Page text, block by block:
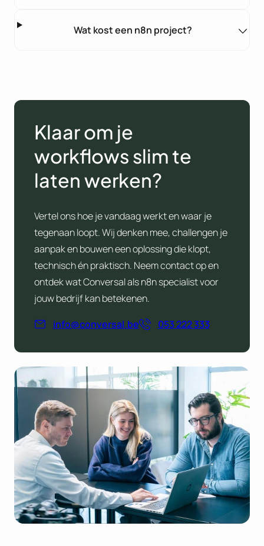
Wat kost een n8n project?
Klaar om je
workflows slim te
laten werken?
Vertel ons hoe je vandaag werkt en waar je
tegenaan loopt. Wij denken mee, challengen je
aanpak en bouwen een oplossing die klopt,
technisch én praktisch. Neem contact op en
ontdek wat Conversal als n8n specialist voor
jouw bedrijf kan betekenen.
info@conversal.be 053 222 333